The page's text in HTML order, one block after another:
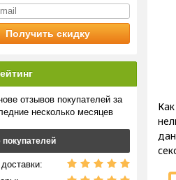
отзывов покупателей за
несколько месяцев
покупателей